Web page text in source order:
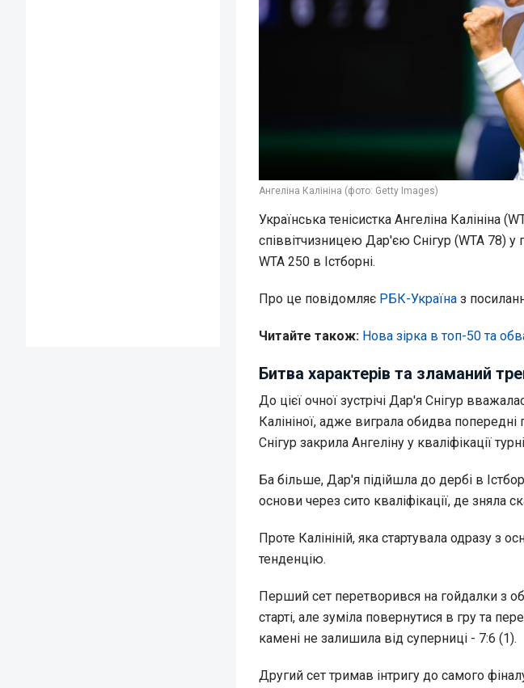
Ангеліна Калініна (фото: Getty Images)
Українська тенісистка Ангеліна Калініна
співвітчизницею Дар'єю Снігур (WTA 78) у
WTA 250 в Істборні.
Про це повідомляє РБК-Україна з
Читайте також: Нова зірка в топ-50 та
Битва характерів та зламаний
До цієї очної зустрічі Дар'я Снігур
Калініної, адже виграла обидва
Снігур закрила Ангеліну у кваліфікації
Ба більше, Дар'я підійшла до дербі в
основи через сито кваліфікації, де зняла
Проте Калініній, яка стартувала одразу з
тенденцію.
Перший сет перетворився на гойдалки з
старті, але зуміла повернутися в гру та
камені не залишила від суперниці - 7:6 (1).
Другий сет тримав інтригу до самого